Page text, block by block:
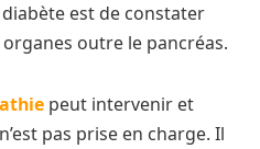
est de constater
outre le pancréas.
peut intervenir et
pas prise en charge. Il